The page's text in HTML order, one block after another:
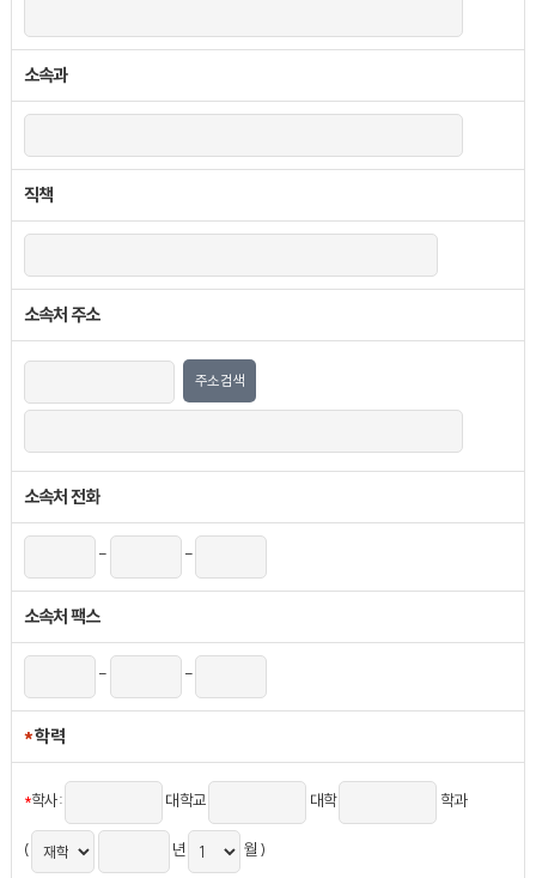
소속과
직책
소속처 주소
주소검색
소속처 전화
- -
소속처 팩스
- -
*학력
*학사: 대학교 대학 학과
( 년 월 )